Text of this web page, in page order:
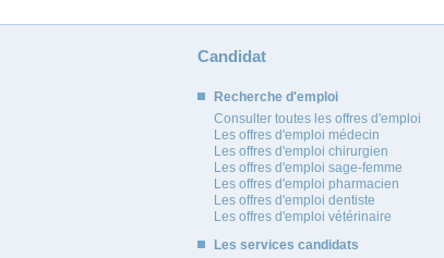
Candidat
Recherche d'emploi
Consulter toutes les offres d'emploi
Les offres d'emploi médecin
Les offres d'emploi chirurgien
Les offres d'emploi sage-femme
Les offres d'emploi pharmacien
Les offres d'emploi dentiste
Les offres d'emploi vétérinaire
Les services candidats